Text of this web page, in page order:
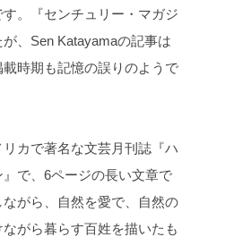
。『センチュリー・マガジ
、Sen Katayamaの記事は
載時期も記憶の誤りのようで
カで著名な文芸月刊誌『ハ
で、6ページの長い文章で
ながら、自然を愛で、自然の
がら暮らす百姓を描いたも